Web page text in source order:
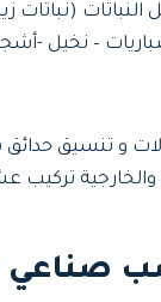
(نباتات
– نخيل -
و تنسيق حدائق
والخارجية
صناعي